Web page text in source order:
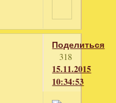
Поделиться
318
15.11.2015
10:34:53